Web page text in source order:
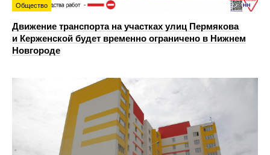
Общество
Движение транспорта на участках улиц Пермякова
и Керженской будет временно ограничено в Нижнем
Новгороде